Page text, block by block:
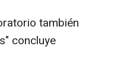
también
concluye